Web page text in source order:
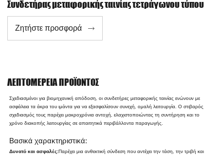
Συνδετήρας μεταφορικής ταινίας τετράγωνου τύπου
Ζητήστε προσφορά 
ΛΕΠΤΟΜΈΡΕΙΑ ΠΡΟΪΌΝΤΟΣ
Σχεδιασμένοι για βιομηχανική απόδοση, οι συνδετήρες μεταφορικής ταινίας ενώνουν με
ασφάλεια τα άκρα του ιμάντα για να εξασφαλίσουν συνεχή, ομαλή λειτουργία. Ο στιβαρός
σχεδιασμός τους παρέχει μακροχρόνια αντοχή, ελαχιστοποιώντας τη συντήρηση και το
χρόνο διακοπής λειτουργίας σε απαιτητικά περιβάλλοντα παραγωγής.
Βασικά χαρακτηριστικά:
Δυνατό και ασφαλές:Παρέχει μια ανθεκτική σύνδεση που αντέχει την τάση, την τριβή και